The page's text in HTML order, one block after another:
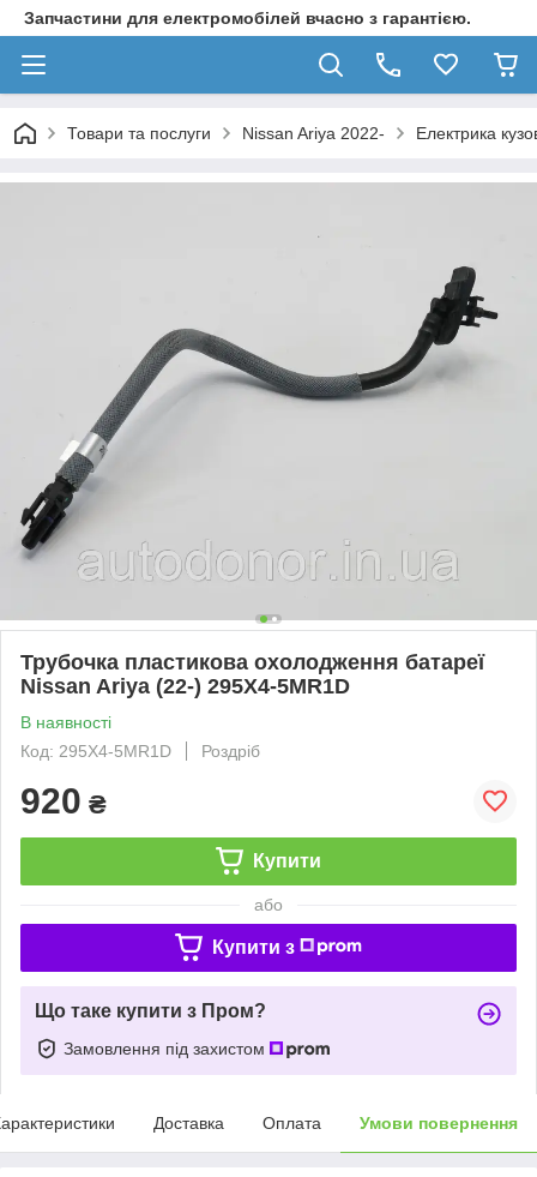
Запчастини для електромобілей вчасно з гарантією.
Товари та послуги Nissan Ariya 2022- Електрика
Трубочка пластикова охолодження батареї
Nissan Ariya (22-) 295X4-5MR1D
В наявності
Код: 295X4-5MR1D
Роздріб
920 ₴
Купити
або
Купити з
Що таке купити з Пром?
Замовлення під захистом
Доставка Оплата Умови повернення